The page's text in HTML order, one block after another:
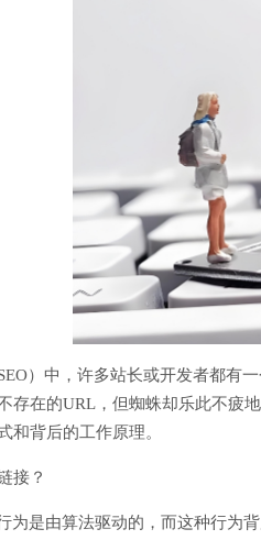
）中，许多站长或开发者都有
存在的URL，但蜘蛛却乐此不疲
和背后的工作原理。
接？
为是由算法驱动的，而这种行为